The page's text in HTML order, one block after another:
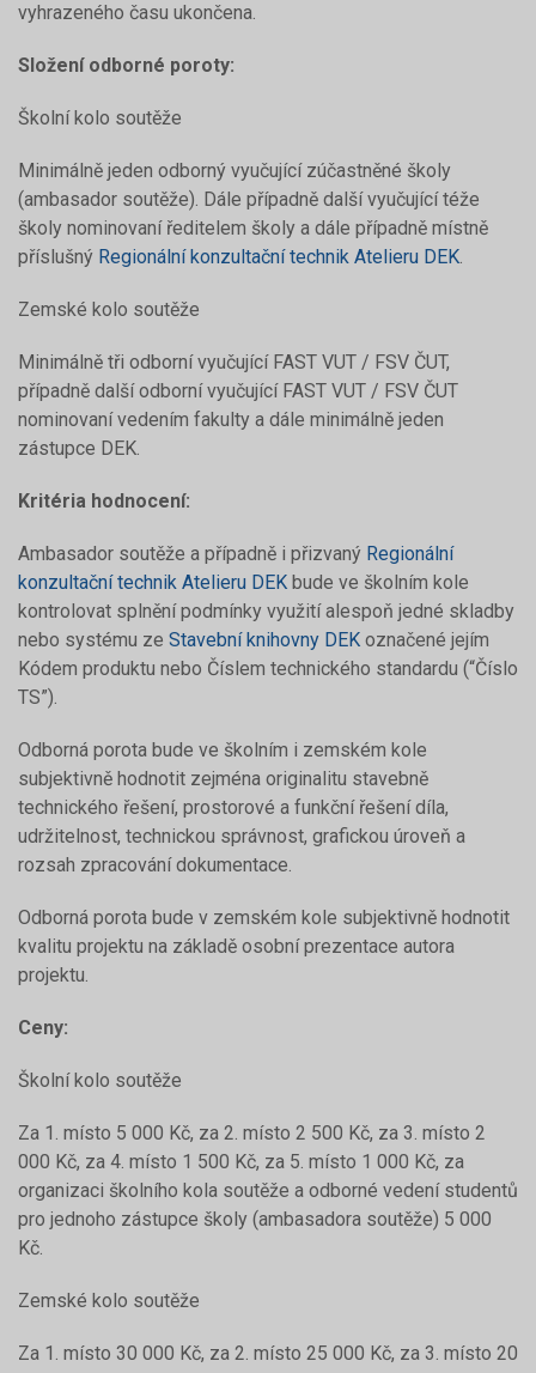
vyhrazeného času ukončena.
Složení odborné poroty:
Školní kolo soutěže
Minimálně jeden odborný vyučující zúčastněné školy
(ambasador soutěže). Dále případně další vyučující téže
školy nominovaní ředitelem školy a dále případně místně
příslušný Regionální konzultační technik Atelieru DEK.
Zemské kolo soutěže
Minimálně tři odborní vyučující FAST VUT / FSV ČUT,
případně další odborní vyučující FAST VUT / FSV ČUT
nominovaní vedením fakulty a dále minimálně jeden
zástupce DEK.
Kritéria hodnocení:
Ambasador soutěže a případně i přizvaný Regionální
konzultační technik Atelieru DEK bude ve školním kole
kontrolovat splnění podmínky využití alespoň jedné skladby
nebo systému ze Stavební knihovny DEK označené jejím
Kódem produktu nebo Číslem technického standardu (“Číslo
TS”).
Odborná porota bude ve školním i zemském kole
subjektivně hodnotit zejména originalitu stavebně
technického řešení, prostorové a funkční řešení díla,
udržitelnost, technickou správnost, grafickou úroveň a
rozsah zpracování dokumentace.
Odborná porota bude v zemském kole subjektivně hodnotit
kvalitu projektu na základě osobní prezentace autora
projektu.
Ceny:
Školní kolo soutěže
Za 1. místo 5 000 Kč, za 2. místo 2 500 Kč, za 3. místo 2
000 Kč, za 4. místo 1 500 Kč, za 5. místo 1 000 Kč, za
organizaci školního kola soutěže a odborné vedení studentů
pro jednoho zástupce školy (ambasadora soutěže) 5 000
Kč.
Zemské kolo soutěže
Za 1. místo 30 000 Kč, za 2. místo 25 000 Kč, za 3. místo 20